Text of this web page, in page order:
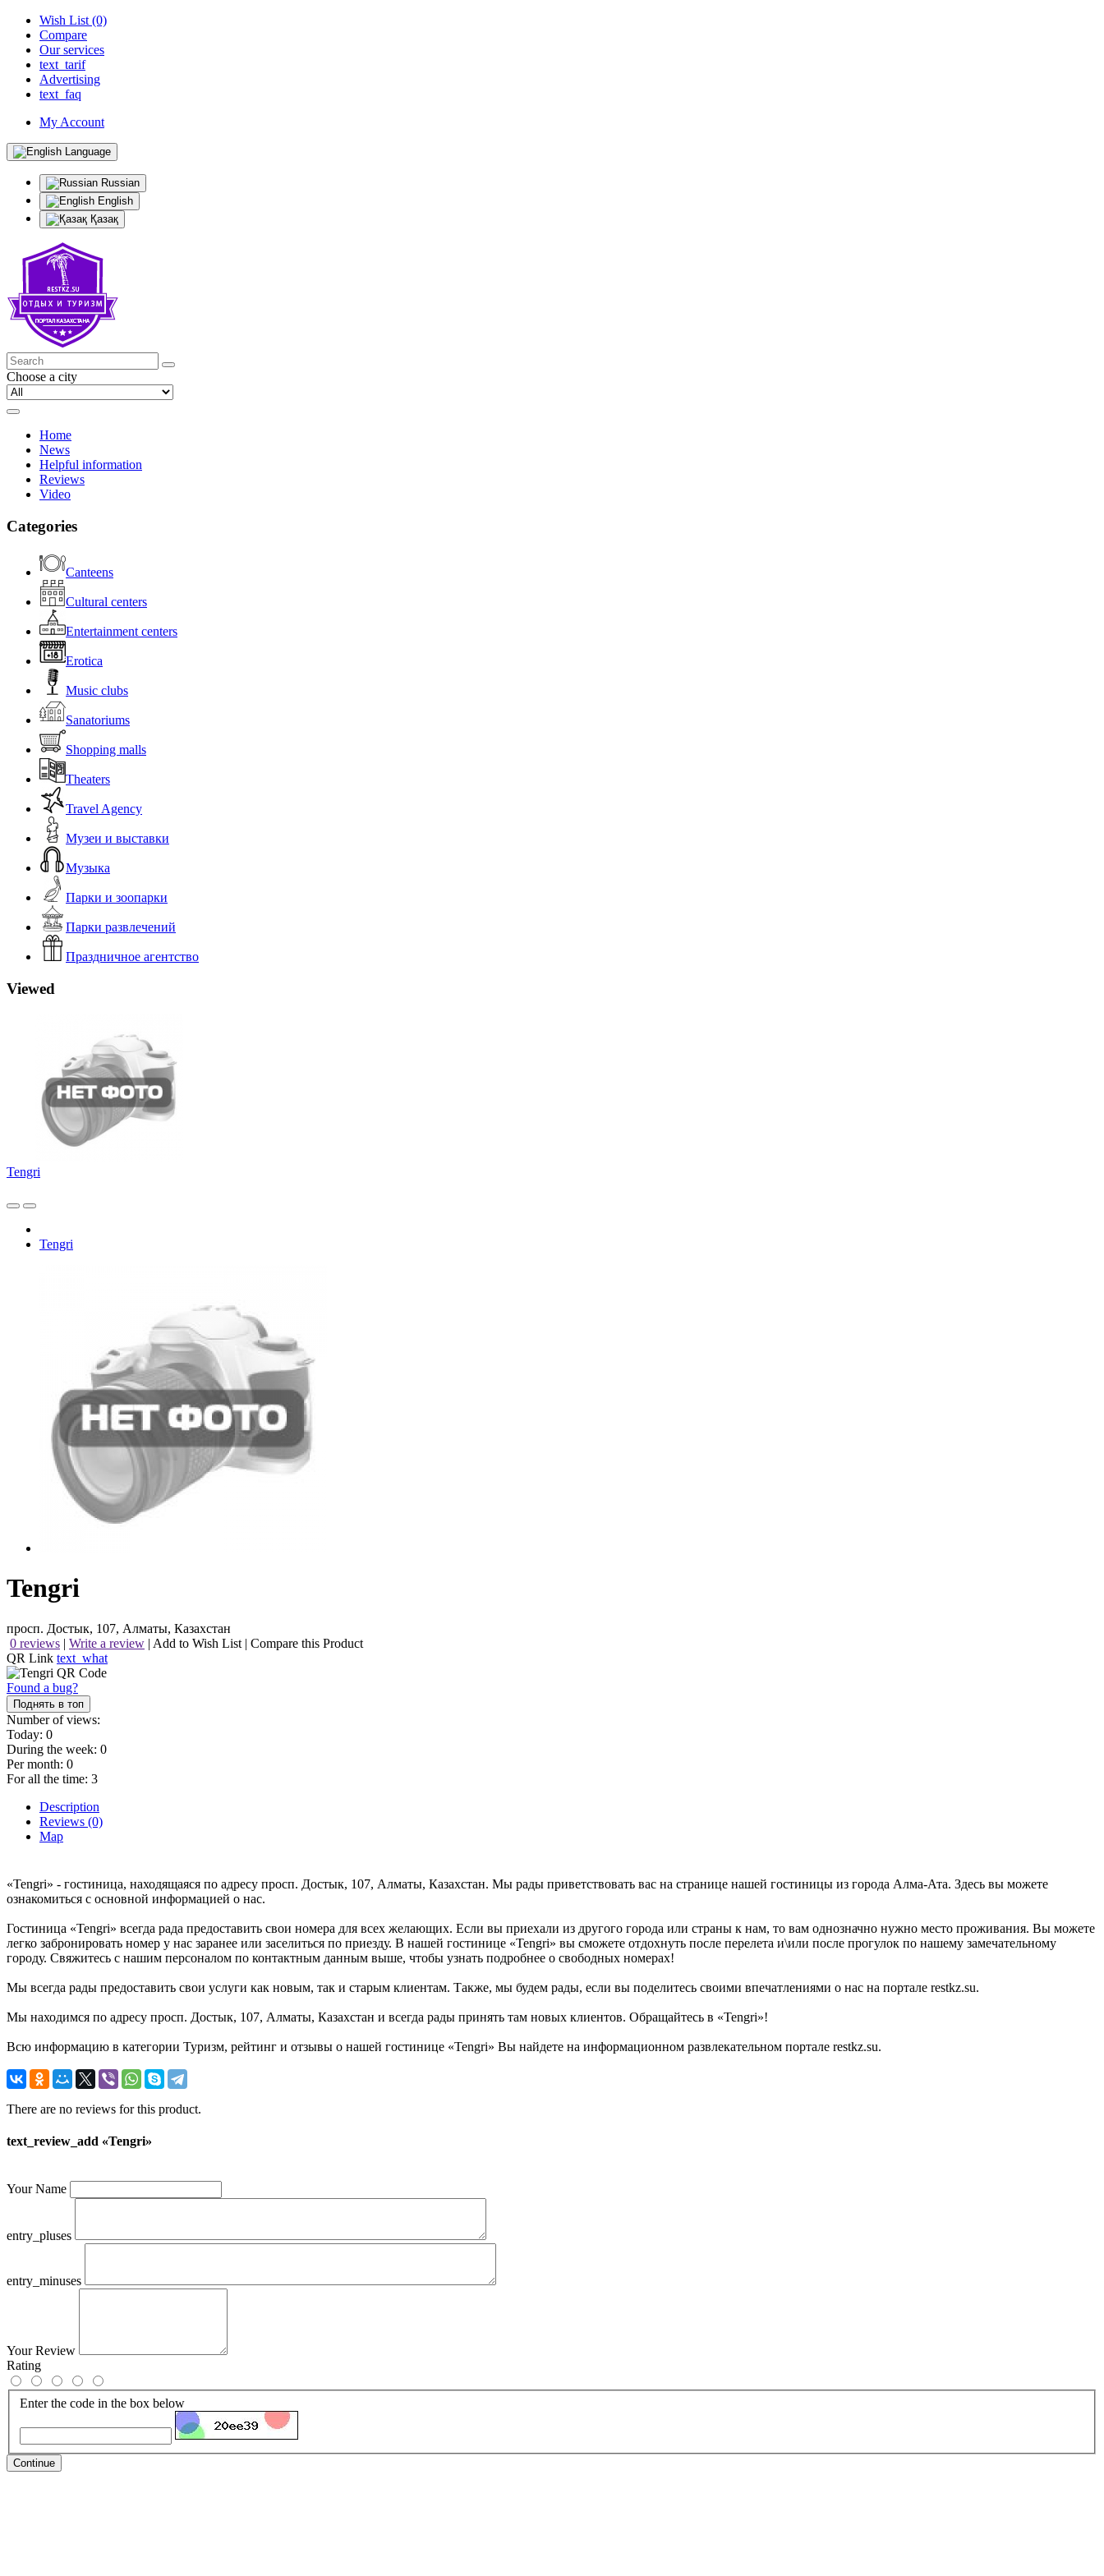
Wish List (0)
Compare
Our services
text_tarif
Advertising
text_faq
My Account
Language
Russian
English
Қазақ
Choose a city
Home
News
Helpful information
Reviews
Video
Categories
Canteens
Cultural centers
Entertainment centers
Erotica
Music clubs
Sanatoriums
Shopping malls
Theaters
Travel Agency
Музеи и выставки
Музыка
Парки и зоопарки
Парки развлечений
Праздничное агентство
Viewed
Tengri
Tengri
Tengri
просп. Достык, 107, Алматы, Казахстан
0 reviews | Write a review | Add to Wish List | Compare this Product
QR Link text_what
Found a bug?
Поднять в топ
Number of views:
Today: 0
During the week: 0
Per month: 0
For all the time: 3
Description
Reviews (0)
Map
«Tengri» - гостиница, находящаяся по адресу просп. Достык, 107, Алматы, Казахстан. Мы рады приветствовать вас на странице нашей гостиницы из города Алма-Ата. Здесь вы можете
ознакомиться с основной информацией о нас.
Гостиница «Tengri» всегда рада предоставить свои номера для всех желающих. Если вы приехали из другого города или страны к нам, то вам однозначно нужно место проживания. Вы можете
легко забронировать номер у нас заранее или заселиться по приезду. В нашей гостинице «Tengri» вы сможете отдохнуть после перелета и\или после прогулок по нашему замечательному
городу. Свяжитесь с нашим персоналом по контактным данным выше, чтобы узнать подробнее о свободных номерах!
Мы всегда рады предоставить свои услуги как новым, так и старым клиентам. Также, мы будем рады, если вы поделитесь своими впечатлениями о нас на портале restkz.su.
Мы находимся по адресу просп. Достык, 107, Алматы, Казахстан и всегда рады принять там новых клиентов. Обращайтесь в «Tengri»!
Всю информацию в категории Туризм, рейтинг и отзывы о нашей гостинице «Tengri» Вы найдете на информационном развлекательном портале restkz.su.
There are no reviews for this product.
text_review_add «Tengri»
Your Name
entry_pluses
entry_minuses
Your Review
Rating
Enter the code in the box below
Continue